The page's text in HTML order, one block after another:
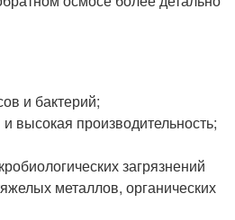
и бактерий;
высокая производительность;
загрязнений
металлов, органических